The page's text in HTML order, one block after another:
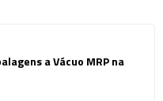
a Vácuo MRP na